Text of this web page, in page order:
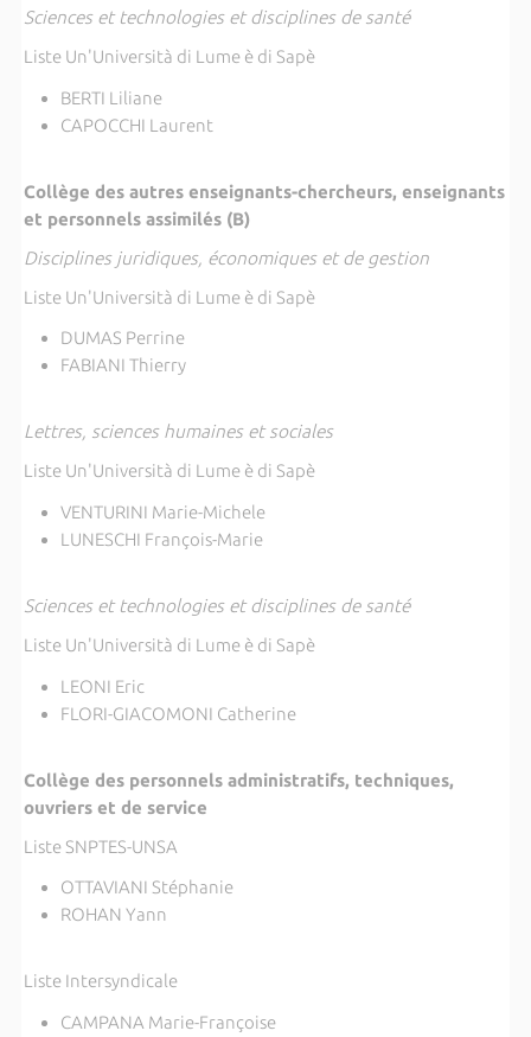
Sciences et technologies et disciplines de santé
Liste Un'Università di Lume è di Sapè
BERTI Liliane
CAPOCCHI Laurent
Collège des autres enseignants-chercheurs, enseignants
et personnels assimilés (B)
Disciplines juridiques, économiques et de gestion
Liste Un'Università di Lume è di Sapè
DUMAS Perrine
FABIANI Thierry
Lettres, sciences humaines et sociales
Liste Un'Università di Lume è di Sapè
VENTURINI Marie-Michele
LUNESCHI François-Marie
Sciences et technologies et disciplines de santé
Liste Un'Università di Lume è di Sapè
LEONI Eric
FLORI-GIACOMONI Catherine
Collège des personnels administratifs, techniques,
ouvriers et de service
Liste SNPTES-UNSA
OTTAVIANI Stéphanie
ROHAN Yann
Liste Intersyndicale
CAMPANA Marie-Françoise